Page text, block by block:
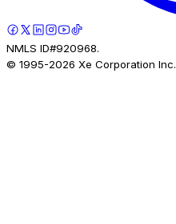
NMLS ID#920968.
© 1995-2026 Xe Corporation Inc.